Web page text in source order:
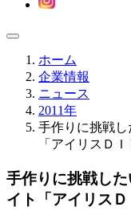
ホーム
企業情報
ニュース
2011年
手作りに挑戦
「アイリスＤ
手作りに挑戦し
イト「アイリス